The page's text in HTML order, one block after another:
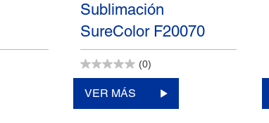
Sublimación
SureColor F20070
(0)
VER MÁS